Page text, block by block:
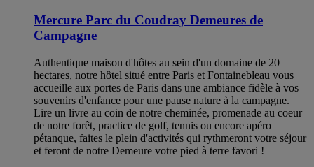
Mercure Parc du Coudray Demeures de
Campagne
Authentique maison d'hôtes au sein d'un domaine de 20
hectares, notre hôtel situé entre Paris et Fontainebleau vous
accueille aux portes de Paris dans une ambiance fidèle à vos
souvenirs d'enfance pour une pause nature à la campagne.
Lire un livre au coin de notre cheminée, promenade au coeur
de notre forêt, practice de golf, tennis ou encore apéro
pétanque, faites le plein d'activités qui rythmeront votre séjour
et feront de notre Demeure votre pied à terre favori !